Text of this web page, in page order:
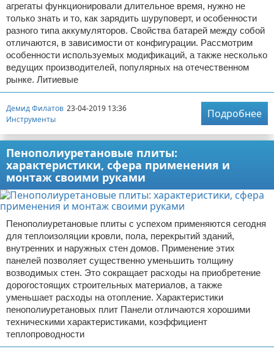
агрегаты функционировали длительное время, нужно не
только знать и то, как зарядить шуруповерт, и особенности
разного типа аккумуляторов. Свойства батарей между собой
отличаются, в зависимости от конфигурации. Рассмотрим
особенности используемых модификаций, а также несколько
ведущих производителей, популярных на отечественном
рынке. Литиевые
Демид Филатов 23-04-2019 13:36
Инструменты
Подробнее
Пенополиуретановые плиты:
характеристики, сфера применения и
монтаж своими руками
Пенополиуретановые плиты с успехом применяются сегодня
для теплоизоляции кровли, пола, перекрытий зданий,
внутренних и наружных стен домов. Применение этих
панелей позволяет существенно уменьшить толщину
возводимых стен. Это сокращает расходы на приобретение
дорогостоящих строительных материалов, а также
уменьшает расходы на отопление. Характеристики
пенополиуретановых плит Панели отличаются хорошими
техническими характеристиками, коэффициент
теплопроводности